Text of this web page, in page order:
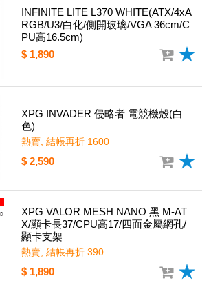
INFINITE LITE L370 WHITE(ATX/4xA
RGB/U3/白化/側開玻璃/VGA 36cm/C
PU高16.5cm)
$ 1,890
XPG INVADER 侵略者 電競機殼(白
色)
熱賣, 結帳再折 1600
$ 2,590
XPG VALOR MESH NANO 黑 M-AT
X/顯卡長37/CPU高17/四面金屬網孔/
顯卡支架
熱賣, 結帳再折 390
$ 1,890